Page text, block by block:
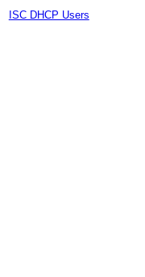
ISC DHCP Users